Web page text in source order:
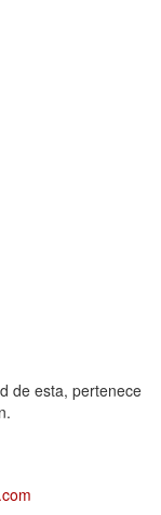
de esta, pertenece